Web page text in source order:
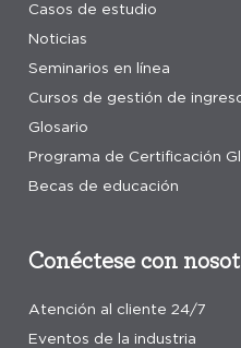
Casos de estudio
Noticias
Seminarios en línea
Cursos de gestión de
Glosario
Programa de Certificación
Becas de educación
Conéctese con
Atención al cliente 24/7
Eventos de la industria